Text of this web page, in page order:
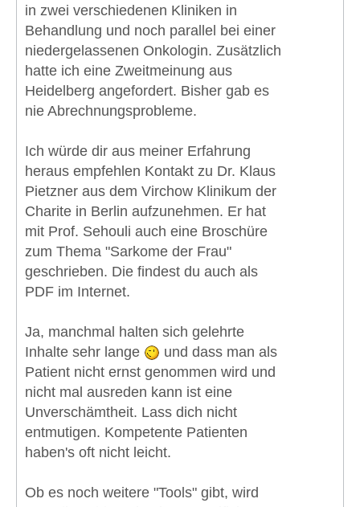
in zwei verschiedenen Kliniken in
Behandlung und noch parallel bei einer
niedergelassenen Onkologin. Zusätzlich
hatte ich eine Zweitmeinung aus
Heidelberg angefordert. Bisher gab es
nie Abrechnungsprobleme.
Ich würde dir aus meiner Erfahrung
heraus empfehlen Kontakt zu Dr. Klaus
Pietzner aus dem Virchow Klinikum der
Charite in Berlin aufzunehmen. Er hat
mit Prof. Sehouli auch eine Broschüre
zum Thema "Sarkome der Frau"
geschrieben. Die findest du auch als
PDF im Internet.
Ja, manchmal halten sich gelehrte
Inhalte sehr lange
und dass man als
Patient nicht ernst genommen wird und
nicht mal ausreden kann ist eine
Unverschämtheit. Lass dich nicht
entmutigen. Kompetente Patienten
haben's oft nicht leicht.
Ob es noch weitere "Tools" gibt, wird